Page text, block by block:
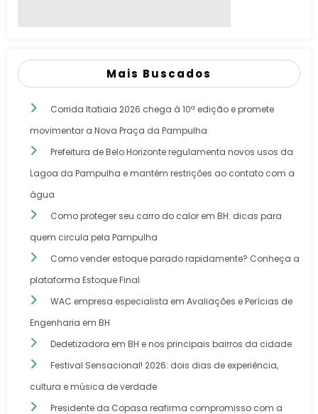
Mais Buscados
Corrida Itatiaia 2026 chega à 10ª edição e promete
movimentar a Nova Praça da Pampulha
Prefeitura de Belo Horizonte regulamenta novos usos da
Lagoa da Pampulha e mantém restrições ao contato com a
água
Como proteger seu carro do calor em BH: dicas para
quem circula pela Pampulha
Como vender estoque parado rapidamente? Conheça a
plataforma Estoque Final
WAC empresa especialista em Avaliações e Perícias de
Engenharia em BH
Dedetizadora em BH e nos principais bairros da cidade
Festival Sensacional! 2026: dois dias de experiência,
cultura e música de verdade
Presidente da Copasa reafirma compromisso com a